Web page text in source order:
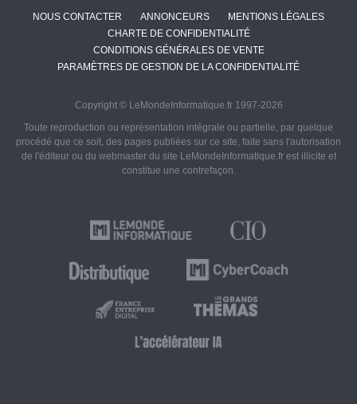
NOUS CONTACTER ANNONCEURS
MENTIONS LÉGALES
CHARTE DE CONFIDENTIALITÉ
CONDITIONS GÉNÉRALES DE VENTE
PARAMÈTRES DE GESTION DE LA CONFIDENTIALITÉ
Copyright © LeMondeInformatique.fr 1997-2026
Toute reproduction ou représentation intégrale ou partielle, par quelque
procédé que ce soit, des pages publiées sur ce site, faite sans l'autorisation
de l'éditeur ou du webmaster du site LeMondeInformatique.fr est illicite et
constitue une contrefaçon.